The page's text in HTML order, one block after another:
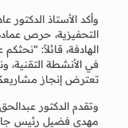
وأكد الأستاذ الدكتور
التحفيزية، حرص
الهادفة، قائلاً:
في الأنشطة التقنية،
تعترض إنجاز
وتقدم الدكتور
مهدي فضيل رئيس